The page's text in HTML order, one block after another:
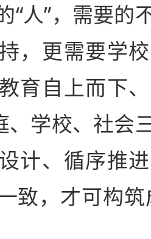
“人”，需要的
，更需要学
育自上而下
、学校、社会
计、循序推
致，才可构